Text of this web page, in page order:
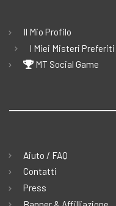
Il Mio Profilo
I Miei Misteri Preferiti
MT Social Game
Aiuto / FAQ
Contatti
Press